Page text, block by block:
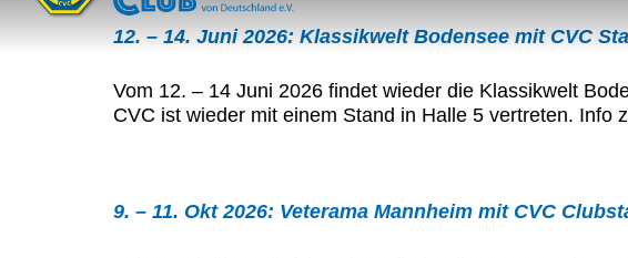
12. – 14. Juni 2026: Klassikwelt Bodensee mit CVC
Vom 12. – 14 Juni 2026 findet wieder die Klassikwelt
CVC ist wieder mit einem Stand in Halle 5 vertreten. Info
9. – 11. Okt 2026: Veterama Mannheim mit CVC